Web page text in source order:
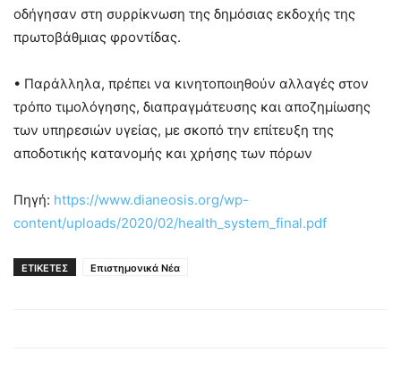
οδήγησαν στη συρρίκνωση της δημόσιας εκδοχής της
πρωτοβάθμιας φροντίδας.
• Παράλληλα, πρέπει να κινητοποιηθούν αλλαγές στον
τρόπο τιμολόγησης, διαπραγμάτευσης και αποζημίωσης
των υπηρεσιών υγείας, με σκοπό την επίτευξη της
αποδοτικής κατανομής και χρήσης των πόρων
Πηγή: https://www.dianeosis.org/wp-
content/uploads/2020/02/health_system_final.pdf
ΕΤΙΚΕΤΕΣ Επιστημονικά Νέα